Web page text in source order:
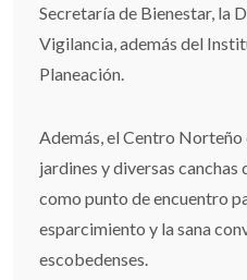
Secretaría de Bienestar, la
Vigilancia, además del
Planeación.
Además, el Centro Norteño
jardines y diversas
como punto de encuentro
esparcimiento y la sana
escobedenses.